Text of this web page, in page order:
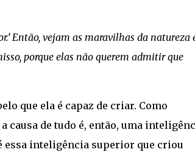
Então, vejam as maravilhas da natureza
porque elas não querem admitir que
que ela é capaz de criar. Como
causa de tudo é, então, uma
essa inteligência superior que criou